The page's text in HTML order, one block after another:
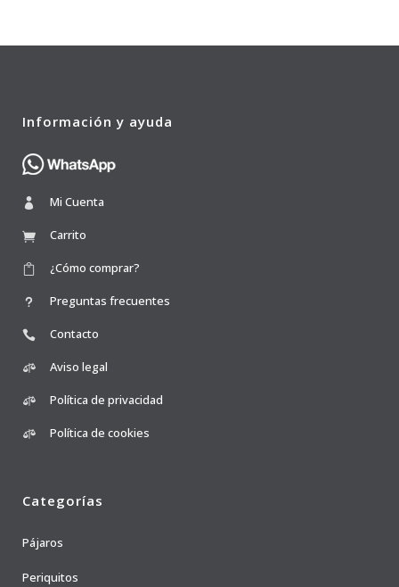
Información y ayuda
Mi Cuenta
Carrito
¿Cómo comprar?
Preguntas frecuentes
Contacto
Aviso legal
Política de privacidad
Política de cookies
Categorías
Pájaros
Periquitos